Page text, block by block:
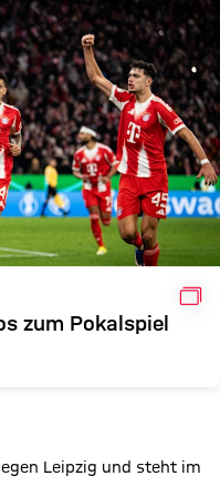
zum Pokalspiel
Leipzig und steht im